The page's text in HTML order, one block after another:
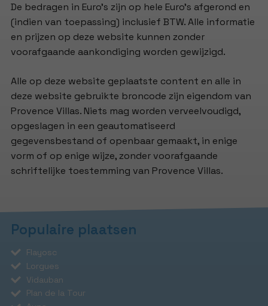
De bedragen in Euro's zijn op hele Euro's afgerond en
(indien van toepassing) inclusief BTW. Alle informatie
en prijzen op deze website kunnen zonder
voorafgaande aankondiging worden gewijzigd.
Alle op deze website geplaatste content en alle in
deze website gebruikte broncode zijn eigendom van
Provence Villas. Niets mag worden verveelvoudigd,
opgeslagen in een geautomatiseerd
gegevensbestand of openbaar gemaakt, in enige
vorm of op enige wijze, zonder voorafgaande
schriftelijke toestemming van Provence Villas.
Populaire plaatsen
Flayosc
Lorgues
Vidauban
Plan de la Tour